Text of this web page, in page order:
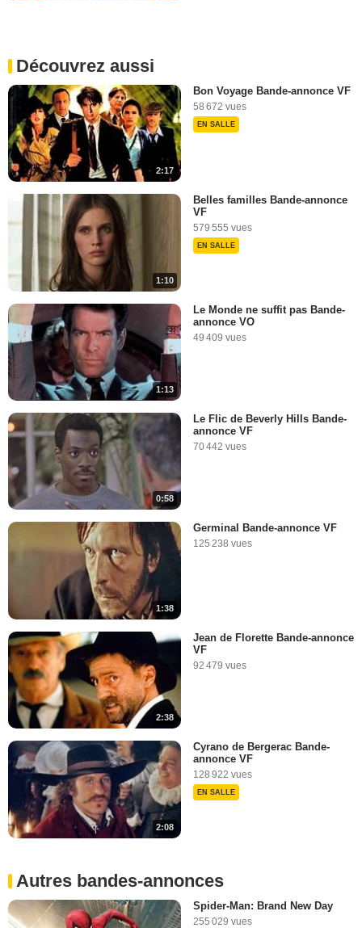
Découvrez aussi
2:17
Bon Voyage Bande-annonce VF
58 672 vues
EN SALLE
1:10
Belles familles Bande-annonce
VF
579 555 vues
EN SALLE
1:13
Le Monde ne suffit pas Bande-
annonce VO
49 409 vues
0:58
Le Flic de Beverly Hills Bande-
annonce VF
70 442 vues
1:38
Germinal Bande-annonce VF
125 238 vues
2:38
Jean de Florette Bande-annonce
VF
92 479 vues
2:08
Cyrano de Bergerac Bande-
annonce VF
128 922 vues
EN SALLE
Autres bandes-annonces
Spider-Man: Brand New Day
255 029 vues